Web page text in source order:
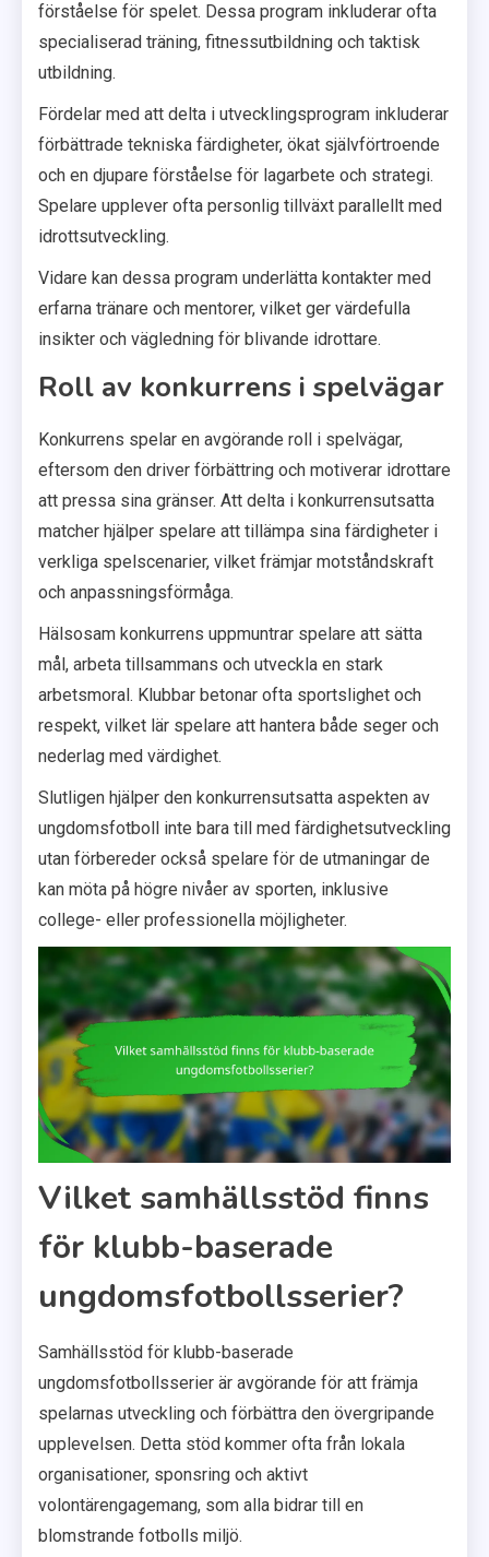
förståelse för spelet. Dessa program inkluderar ofta
specialiserad träning, fitnessutbildning och taktisk
utbildning.
Fördelar med att delta i utvecklingsprogram inkluderar
förbättrade tekniska färdigheter, ökat självförtroende
och en djupare förståelse för lagarbete och strategi.
Spelare upplever ofta personlig tillväxt parallellt med
idrottsutveckling.
Vidare kan dessa program underlätta kontakter med
erfarna tränare och mentorer, vilket ger värdefulla
insikter och vägledning för blivande idrottare.
Roll av konkurrens i spelvägar
Konkurrens spelar en avgörande roll i spelvägar,
eftersom den driver förbättring och motiverar idrottare
att pressa sina gränser. Att delta i konkurrensutsatta
matcher hjälper spelare att tillämpa sina färdigheter i
verkliga spelscenarier, vilket främjar motståndskraft
och anpassningsförmåga.
Hälsosam konkurrens uppmuntrar spelare att sätta
mål, arbeta tillsammans och utveckla en stark
arbetsmoral. Klubbar betonar ofta sportslighet och
respekt, vilket lär spelare att hantera både seger och
nederlag med värdighet.
Slutligen hjälper den konkurrensutsatta aspekten av
ungdomsfotboll inte bara till med färdighetsutveckling
utan förbereder också spelare för de utmaningar de
kan möta på högre nivåer av sporten, inklusive
college- eller professionella möjligheter.
Vilket samhällsstöd finns
för klubb-baserade
ungdomsfotbollsserier?
Samhällsstöd för klubb-baserade
ungdomsfotbollsserier är avgörande för att främja
spelarnas utveckling och förbättra den övergripande
upplevelsen. Detta stöd kommer ofta från lokala
organisationer, sponsring och aktivt
volontärengagemang, som alla bidrar till en
blomstrande fotbolls miljö.